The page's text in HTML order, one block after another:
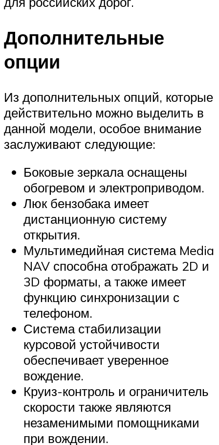
Дополнительные
опции
Из дополнительных опций, которые
действительно можно выделить в
данной модели, особое внимание
заслуживают следующие:
Боковые зеркала оснащены
обогревом и электроприводом.
Люк бензобака имеет
дистанционную систему
открытия.
Мультимедийная система Media
NAV способна отображать 2D и
3D форматы, а также имеет
функцию синхронизации с
телефоном.
Система стабилизации
курсовой устойчивости
обеспечивает уверенное
вождение.
Круиз-контроль и ограничитель
скорости также являются
незаменимыми помощниками
при вождении.